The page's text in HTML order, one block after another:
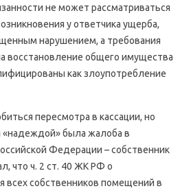
не может рассматриваться
у ответчика ущерба,
нарушением, а требования
восстановление общего имущества
как злоупотребление
пересмотра в кассации, но
была жалоба в
Федерации – собственник
что ч. 2 ст. 40 ЖК РФ о
всех собственников помещений в